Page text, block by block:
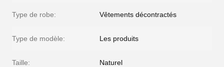
Type de robe: Vêtements décontractés
Type de modèle: Les produits
Taille: Naturel